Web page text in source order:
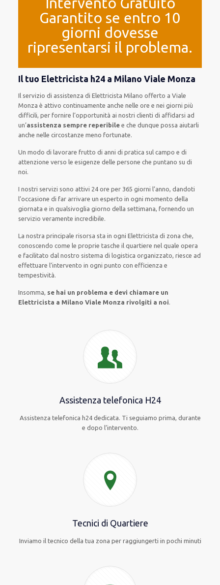
Garantito se entro 10
giorni dovesse
ripresentarsi il problema.
Il tuo Elettricista h24 a Milano Viale Monza
Il servizio di assistenza di Elettricista Milanoofferto a Viale
Monza è attivo continuamente anchenelle ore e nei giorni più
difficili, perfornire l’opportunità ai nostri clienti di affidarsi ad
un’assistenza sempre reperibile e chedunque possa aiutarli
anchenelle circostanze meno fortunate.
Un modo di lavorare frutto di anni di pratica sul campo e di
attenzione verso le esigenzedelle persone che puntano su di
noi.
I nostri servizi sono attivi 24 oreper 365 giorni l’anno, dandoti
l’occasione di far arrivare unesperto inogni momento della
giornata e inqualsivoglia giorno della settimana, fornendo un
servizioveramente incredibile.
La nostra principale risorsa sta in ogni Elettricista di zona che,
conoscendo come le proprie tasche il quartiere nel quale opera
efacilitato dal nostro sistema di logistica organizzato, riesce ad
effettuare l’intervento in ogni punto con efficienza e
tempestività.
Insomma, se hai un problema e devi chiamare un
Elettricista a Milano Viale Monza rivolgiti a noi.
Assistenza telefonica H24
Assistenza telefonica h24 dedicata. Ti seguiamo prima, durante
e dopo l’intervento.
Tecnici di Quartiere
Inviamo il tecnico della tua zona per raggiungerti in pochi minuti